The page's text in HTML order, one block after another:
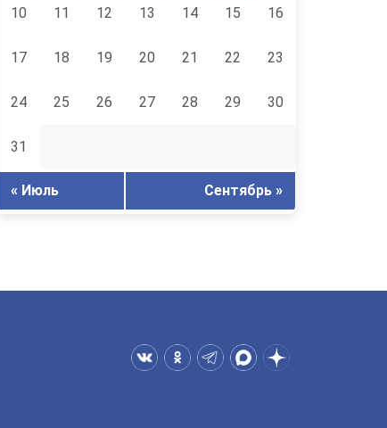
10 11 12 13 14 15 16
17 18 19 20 21 22 23
24 25 26 27 28 29 30
31
« Июль Сентябрь »